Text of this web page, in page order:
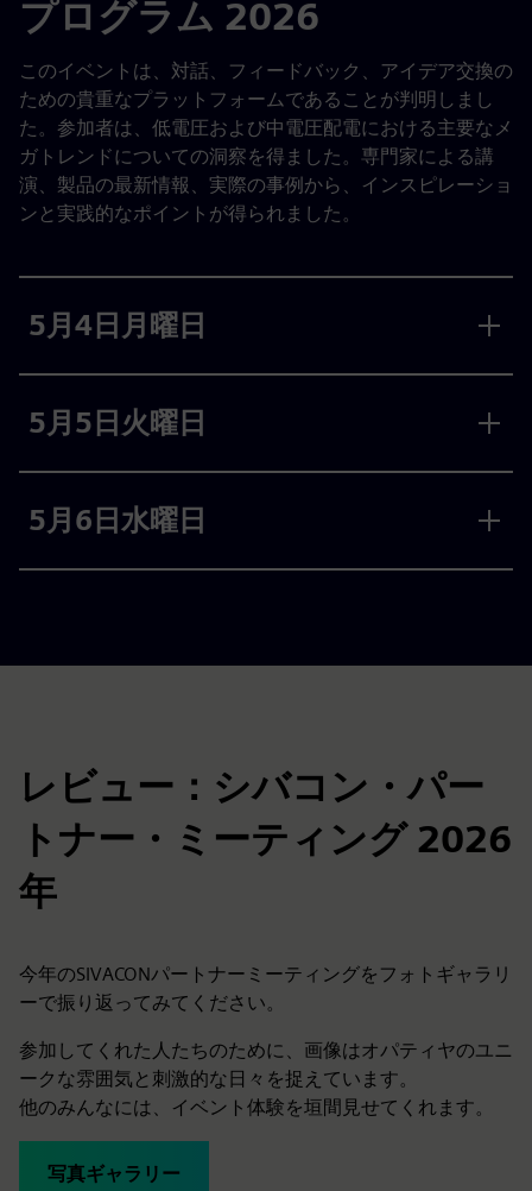
プログラム 2026
このイベントは、対話、フィードバック、アイデア交換の
ための貴重なプラットフォームであることが判明しまし
た。参加者は、低電圧および中電圧配電における主要なメ
ガトレンドについての洞察を得ました。専門家による講
演、製品の最新情報、実際の事例から、インスピレーショ
ンと実践的なポイントが得られました。
5月4日月曜日
5月5日火曜日
5月6日水曜日
レビュー：シバコン・パー
トナー・ミーティング 2026
年
今年のSIVACONパートナーミーティングをフォトギャラリ
ーで振り返ってみてください。
参加してくれた人たちのために、画像はオパティヤのユニ
ークな雰囲気と刺激的な日々を捉えています。
他のみんなには、イベント体験を垣間見せてくれます。
写真ギャラリー